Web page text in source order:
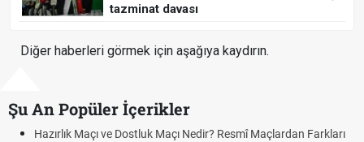
tazminat davası
Diğer haberleri görmek için aşağıya kaydırın.
Şu An Popüler İçerikler
Resmî Maçlardan Farkları
Puan Durumunda AG, OM ve Diğer